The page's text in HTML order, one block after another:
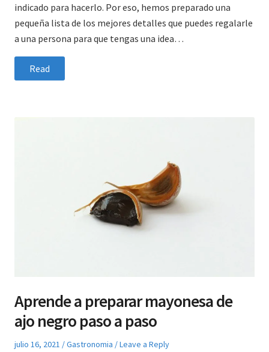
indicado para hacerlo. Por eso, hemos preparado una
pequeña lista de los mejores detalles que puedes regalarle
a una persona para que tengas una idea…
Read
Aprende a preparar mayonesa de
ajo negro paso a paso
Posted
julio 16, 2021
Posted
Gastronomia Leave a Reply